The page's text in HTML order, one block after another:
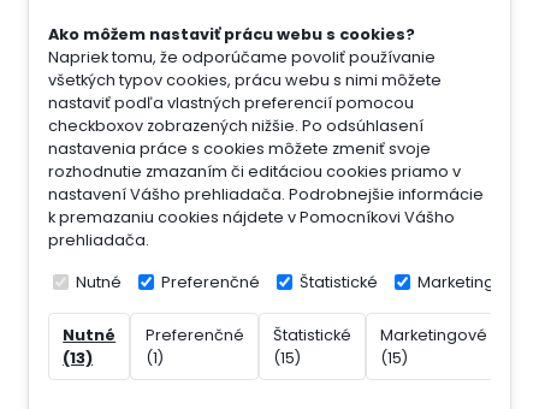
Ako môžem nastaviť prácu webu s cookies?
Napriek tomu, že odporúčame povoliť používanie
všetkých typov cookies, prácu webu s nimi môžete
nastaviť podľa vlastných preferencií pomocou
checkboxov zobrazených nižšie. Po odsúhlasení
nastavenia práce s cookies môžete zmeniť svoje
rozhodnutie zmazaním či editáciou cookies priamo v
nastavení Vášho prehliadača. Podrobnejšie informácie
k premazaniu cookies nájdete v Pomocníkovi Vášho
prehliadača.
Nutné Preferenčné Štatistické Marketingové
Nutné
(13)
Preferenčné
(1)
Štatistické
(15)
Marketingové
(15)